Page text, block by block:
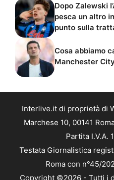
Dopo Zalewski
pesca un altro
punto sulla
Cosa abbiamo
Manchester
Interlive.it di proprietà di
Marchese 10, 00141
Partita I.V.A.
Testata Giornalistica
Roma con n°45/
Copyright ©2026 - Tutti i